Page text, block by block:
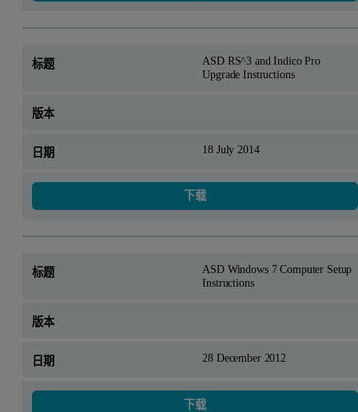
ASD RS^3 and Indico Pro
Upgrade Instructions
18 July 2014
下载
ASD Windows 7 Computer Setup
Instructions
28 December 2012
下载